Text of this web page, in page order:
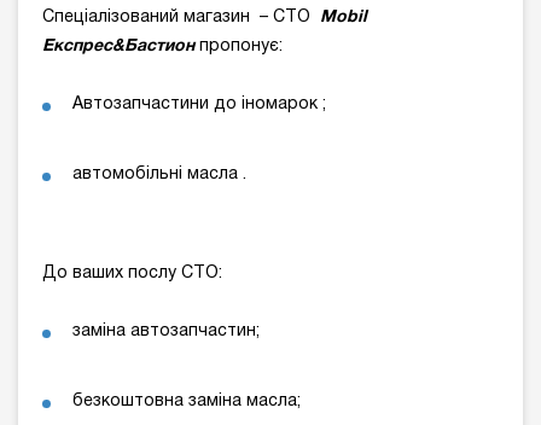
Спеціалізований магазин – СТО Mobil
Експрес&Бастионпропонує:
Автозапчастини до іномарок ;
автомобільні масла .
До ваших послу СТО:
заміна автозапчастин;
безкоштовна заміна масла;